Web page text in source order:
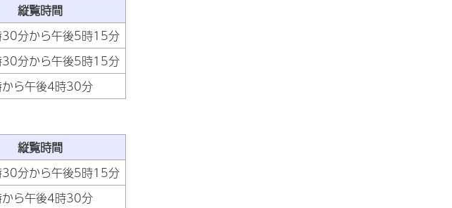
縦覧時間
分から午後5時15分
分から午後5時15分
ら午後4時30分
縦覧時間
分から午後5時15分
ら午後4時30分